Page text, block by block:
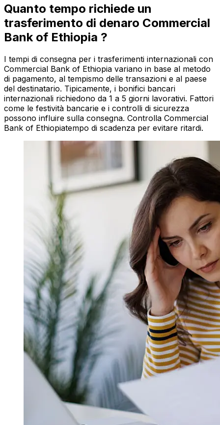
Quanto tempo richiede un
trasferimento di denaro Commercial
Bank of Ethiopia ?
I tempi di consegna per i trasferimenti internazionali con
Commercial Bank of Ethiopia variano in base al metodo
di pagamento, al tempismo delle transazioni e al paese
del destinatario. Tipicamente, i bonifici bancari
internazionali richiedono da 1 a 5 giorni lavorativi. Fattori
come le festività bancarie e i controlli di sicurezza
possono influire sulla consegna. Controlla Commercial
Bank of Ethiopiatempo di scadenza per evitare ritardi.